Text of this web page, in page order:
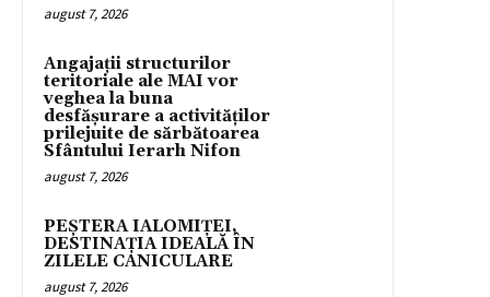
august 7, 2026
Angajații structurilor
teritoriale ale MAI vor
veghea la buna
desfășurare a activităților
prilejuite de sărbătoarea
Sfântului Ierarh Nifon
august 7, 2026
PEȘTERA IALOMIȚEI,
DESTINAȚIA IDEALĂ ÎN
ZILELE CANICULARE
august 7, 2026